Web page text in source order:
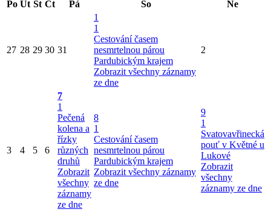
Po Út St Čt Pá So Ne
27 28 29 30 31
1
1
Cestování časem
nesmrtelnou párou
Pardubickým krajem
Zobrazit všechny záznamy
ze dne
2
3 4 5 6
7
1
Pečená
kolena a
řízky
různých
druhů
Zobrazit
všechny
záznamy
ze dne
8
1
Cestování časem
nesmrtelnou párou
Pardubickým krajem
Zobrazit všechny záznamy
ze dne
9
1
Svatovavřinecká
pouť v Květné u
Lukové
Zobrazit
všechny
záznamy ze dne